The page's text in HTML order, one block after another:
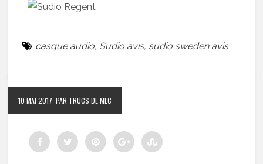
casque audio, Sudio avis, sudio sweden avis
10 MAI 2017 PAR TRUCS DE MEC